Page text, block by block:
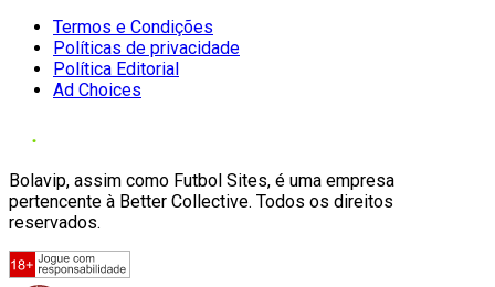
Termos e Condições
Políticas de privacidade
Política Editorial
Ad Choices
Bolavip, assim como Futbol Sites, é uma empresa
pertencente à Better Collective. Todos os direitos
reservados.